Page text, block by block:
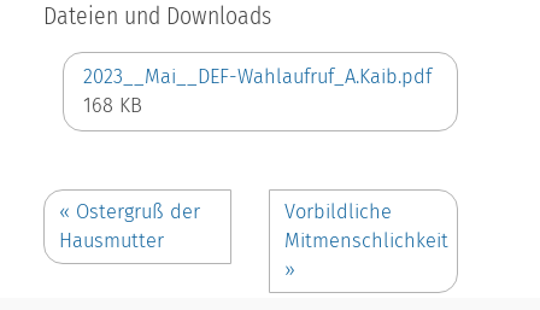
Dateien und Downloads
2023__Mai__DEF-Wahlaufruf_A.Kaib.pdf
168 KB
« Ostergruß der
Hausmutter
Vorbildliche
Mitmenschlichkeit
»